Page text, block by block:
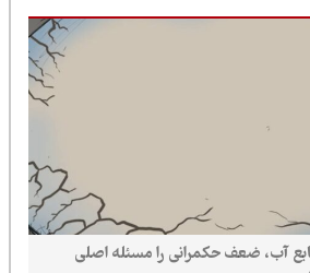
ضعف حکمرانی را مسئله اصلی